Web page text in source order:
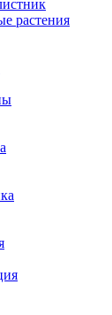
растения